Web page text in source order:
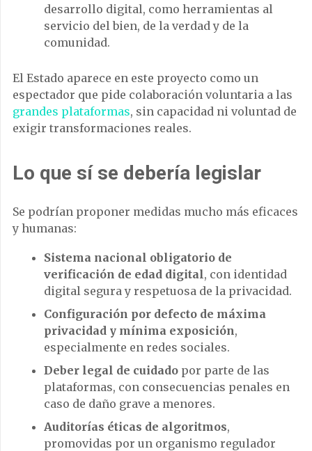
desarrollo digital, como herramientas al
servicio del bien, de la verdad y de la
comunidad.
El Estado aparece en este proyecto como un
espectador que pide colaboración voluntaria a las
grandes plataformas, sin capacidad ni voluntad de
exigir transformaciones reales.
Lo que sí se debería legislar
Se podrían proponer medidas mucho más eficaces
y humanas:
Sistema nacional obligatorio de
verificación de edad digital, con identidad
digital segura y respetuosa de la privacidad.
Configuración por defecto de máxima
privacidad y mínima exposición,
especialmente en redes sociales.
Deber legal de cuidado por parte de las
plataformas, con consecuencias penales en
caso de daño grave a menores.
Auditorías éticas de algoritmos,
promovidas por un organismo regulador